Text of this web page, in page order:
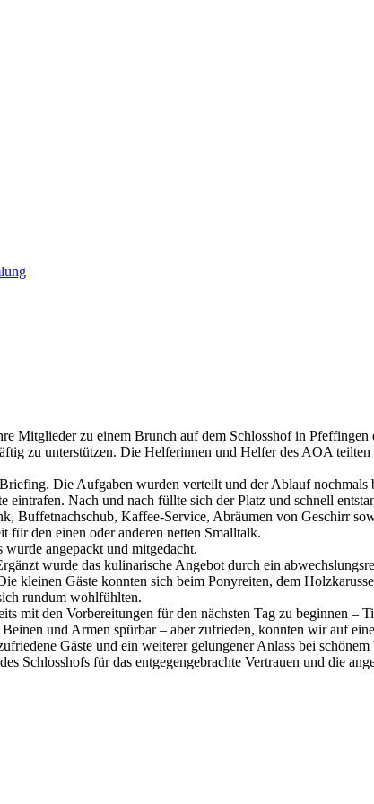
Mitglieder zu einem Brunch auf dem Schlosshof in
zu unterstützen. Die Helferinnen und Helfer des AOA
Die Aufgaben wurden verteilt und der Ablauf
eintrafen. Nach und nach füllte sich der Platz und schnell
Buffetnachschub, Kaffee-Service, Abräumen von Geschirr
für den einen oder anderen netten Smalltalk.
angepackt und mitgedacht.
wurde das kulinarische Angebot durch ein
kleinen Gäste konnten sich beim Ponyreiten, dem
rundum wohlfühlten.
mit den Vorbereitungen für den nächsten Tag zu beginnen –
und Armen spürbar – aber zufrieden, konnten wir auf
Gäste und ein weiterer gelungener Anlass bei schönem
Schlosshofs für das entgegengebrachte Vertrauen und die